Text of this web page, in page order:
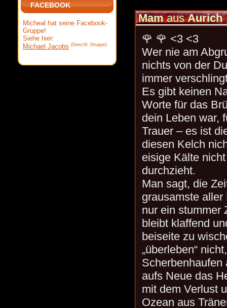
MamausAurich
🌹 🌹 <3 <3
Wer nie am
nichts von der
immer
Es gibt keinen
Worte für das
dein Leben war,
Trauer – es ist
diesen Kelch
eisige Kälte
durchzieht.
Man sagt, die
grausamste
nur ein stummer
bleibt klaffend
beiseite zu
„überleben“
Scherbenhaufen
aufs Neue das
mit dem Verlust
Ozean aus
FACEBOOK
Micheal hat seine Facebook-
Gruppe!
Siehe hier:
Michael Jacobs (Geschl. Gruppe)